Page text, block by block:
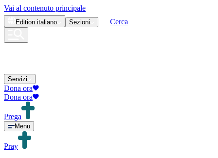
Vai al contenuto principale
Edition italiano Sezioni Cerca
Servizi
Dona ora
Dona ora
Prega
Menu
Pray